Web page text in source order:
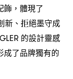
飾 ， 體現了
新、拒絕墨守成
的設計靈感
成了品牌獨有的